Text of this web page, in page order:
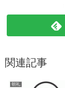
関連記事
朝礼